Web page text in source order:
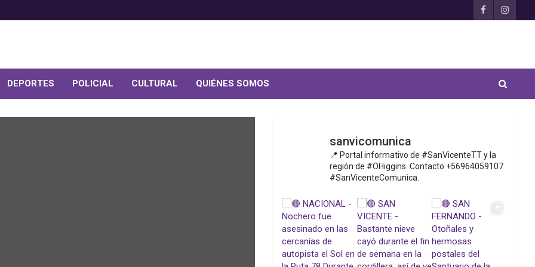
DEPORTES POLICIAL CULTURAL QUIÉNES SOMOS
sanvicomunica
📍 Portal informativo de #SanVicenteTT y la
región de #OHiggins. Contacto +56964059107
#SanVicenteComunica.